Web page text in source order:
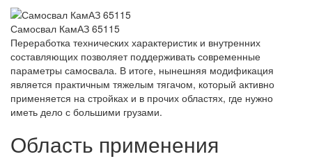
Самосвал КамАЗ 65115
Переработка технических характеристик и внутренних
составляющих позволяет поддерживать современные
параметры самосвала. В итоге, нынешняя модификация
является практичным тяжелым тягачом, который активно
применяется на стройках и в прочих областях, где нужно
иметь дело с большими грузами.
Область применения